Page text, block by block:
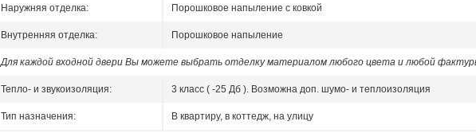
Наружняя отделка: Порошковое напыление с ковкой
Внутренняя отделка: Порошковое напыление
Для каждой входной двери Вы можете выбрать отделку материалом любого цвета и любой
Тепло- и звукоизоляция: 3 класс ( -25 Дб ). Возможна доп. шумо- и теплоизоляция
Тип назначения: В квартиру, в коттедж, на улицу